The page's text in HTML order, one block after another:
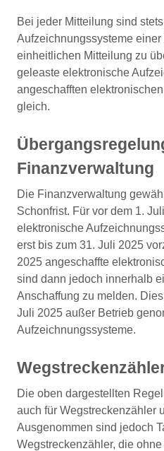
Bei jeder Mitteilung sind
Aufzeichnungssysteme
einheitlichen Mitteilung zu
geleaste elektronische
angeschafften
gleich.
Finanzverwaltung
Die Finanzverwaltung
Schonfrist. Für vor dem 1.
elektronische
erst bis zum 31. Juli 2025
2025 angeschaffte
sind dann jedoch innerhalb
Anschaffung zu melden.
Juli 2025 außer Betrieb
Aufzeichnungssysteme.
Die oben dargestellten
auch für Wegstreckenzähler
Ausgenommen sind jedoch
Wegstreckenzähler, die